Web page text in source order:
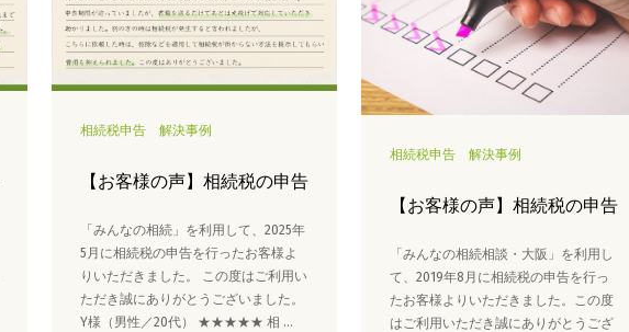
相続税申告 解決事例
【お客様の声】相続税の申告
「みんなの相続」を利用して、2025年
5月に相続税の申告を行ったお客様よ
りいただきました。 この度はご利用い
ただき誠にありがとうございました。
Y様（男性／20代） ★★★★★ 相 …
相続税申告 解決事例
【お客様の声】相続税の申告
「みんなの相続相談・大阪」を利用し
て、2019年8月に相続税の申告を行っ
たお客様よりいただきました。この度
はご利用いただき誠にありがとうござ